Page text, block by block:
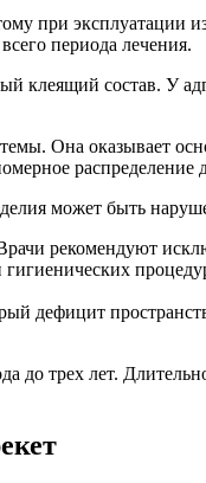
при эксплуатации
периода лечения.
клеящий состав. У
Она оказывает
распределение
может быть
рекомендуют
дефицит
до трех лет.